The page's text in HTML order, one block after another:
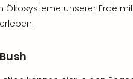
Ökosysteme unserer Erde